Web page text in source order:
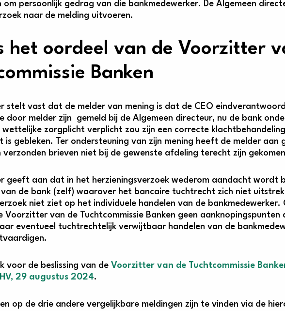
om persoonlijk gedrag van die bankmedewerker. De Algemeen
naar de melding uitvoeren.
het oordeel van de Voorzitter
Banken
stelt vast dat de melder van mening is dat de CEO
door melder zijn gemeld bij de Algemeen directeur, nu de bank
wettelijke zorgplicht verplicht zou zijn een correcte
is gebleken. Ter ondersteuning van zijn mening heeft de melder aan
verzonden brieven niet bij de gewenste afdeling terecht zijn
geeft aan dat in het herzieningsverzoek wederom aandacht wordt
van de bank (zelf) waarover het bancaire tuchtrecht zich niet
niet ziet op het individuele handelen van de bankmedewerker.
Voorzitter van de Tuchtcommissie Banken geen aanknopingspunten
eventueel tuchtrechtelijk verwijtbaar handelen van de
voor de beslissing van de Voorzitter van de Tuchtcommissie
29 augustus 2024.
op de drie andere vergelijkbare meldingen zijn te vinden via de